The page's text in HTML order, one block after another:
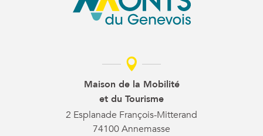
Maison de la Mobilité
et du Tourisme
2 Esplanade François-Mitterand
74100 Annemasse